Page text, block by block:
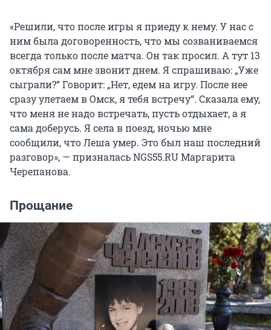
«Решили, что после игры я приеду к нему. У нас с
ним была договоренность, что мы созваниваемся
всегда только после матча. Он так просил. А тут 13
октября сам мне звонит днем. Я спрашиваю: „Уже
сыграли?“ Говорит: „Нет, едем на игру. После нее
сразу улетаем в Омск, я тебя встречу“. Сказала ему,
что меня не надо встречать, пусть отдыхает, а я
сама доберусь. Я села в поезд, ночью мне
сообщили, что Леша умер. Это был наш последний
разговор», — призналась NGS55.RU Маргарита
Черепанова.
Прощание